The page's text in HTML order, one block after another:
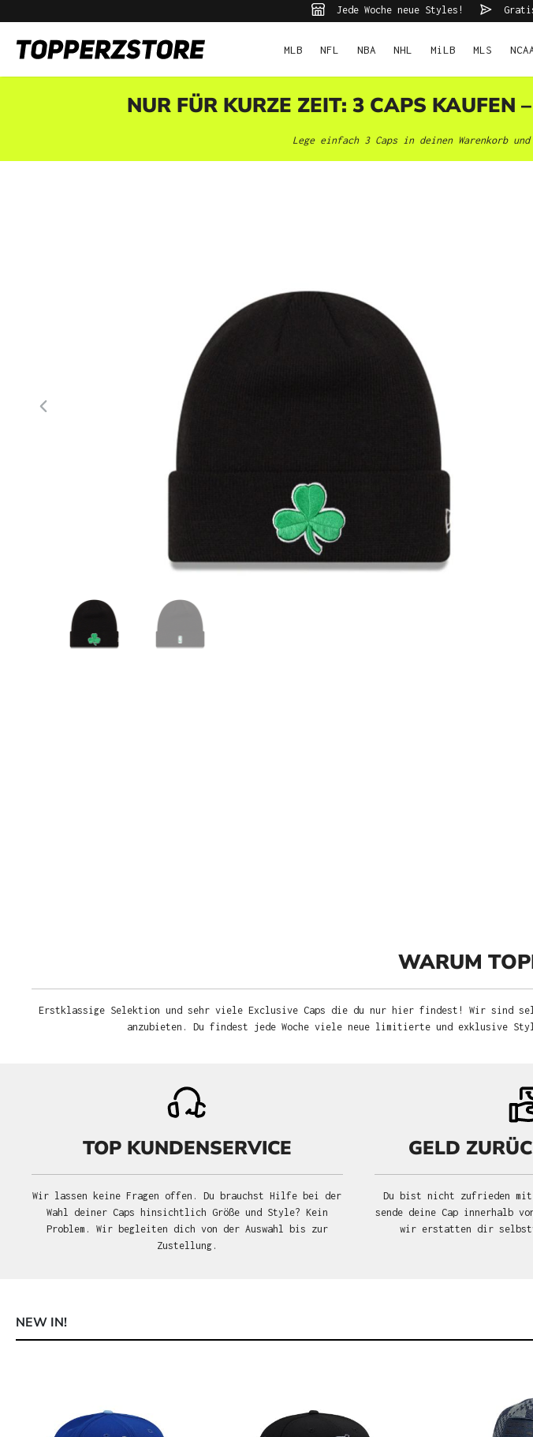
Jede Woche neue Styles!
MLB NFL NBA NHL MiLB MLS
NUR FÜR KURZE ZEIT: 3 CAPS KAUFEN
Lege einfach 3 Caps in deinen Warenkorb
WARUM
Erstklassige Selektion und sehr viele Exclusive Caps die du nur hier findest! Wir sind
anzubieten. Du findest jede Woche viele neue limitierte und exklusive
TOP KUNDENSERVICE
Wir lassen keine Fragen offen. Du brauchst Hilfe bei der
Wahl deiner Caps hinsichtlich Größe und Style? Kein
Problem. Wir begleiten dich von der Auswahl bis zur
Zustellung.
GELD
Du bist nicht zufrieden mit
sende deine Cap innerhalb
wir erstatten dir
NEW IN!